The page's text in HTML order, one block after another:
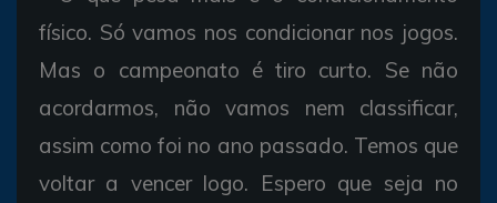
físico. Só vamos nos condicionar nos jogos.
Mas o campeonato é tiro curto. Se não
acordarmos, não vamos nem classificar,
assim como foi no ano passado. Temos que
voltar a vencer logo. Espero que seja no